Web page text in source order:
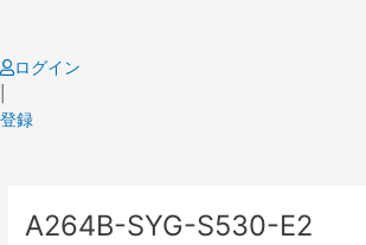
content
ログイン
登録
A264B-SYG-S530-E2
navigation